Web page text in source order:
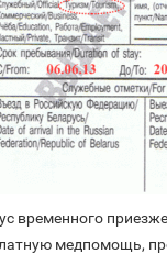
временного
медпомощь,